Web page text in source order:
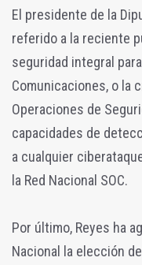
El presidente de la
referido a la reciente
seguridad integral
Comunicaciones, o la
Operaciones de
capacidades de
a cualquier
la Red Nacional SOC.
Por último, Reyes ha
Nacional la elección